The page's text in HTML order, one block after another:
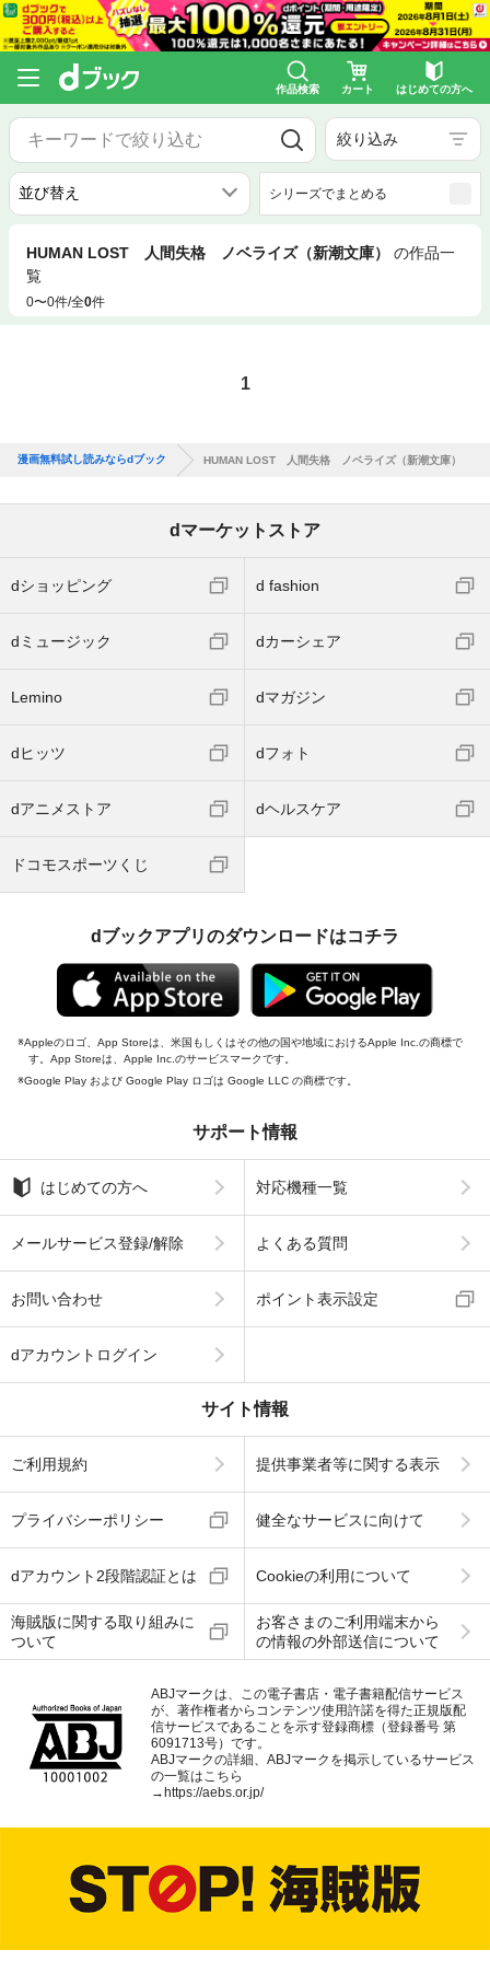
作品検索 カート はじめての方へ
絞り込み
シリーズでまとめる
HUMAN LOST 人間失格 ノベライズ（新潮文庫）
の作品一
覧
0〜0件/全0件
1
漫画無料試し読みならdブック HUMAN LOST 人間失格 ノベライズ（新潮文庫）
dマーケットストア
dショッピング d fashion
dミュージック dカーシェア
Lemino dマガジン
dヒッツ dフォト
dアニメストア dヘルスケア
ドコモスポーツくじ
dブックアプリのダウンロードはコチラ
Appleのロゴ、App Storeは、米国もしくはその他の国や地域におけるApple Inc.の商標で
す。App Storeは、Apple Inc.のサービスマークです。
Google Play および Google Play ロゴは Google LLC の商標です。
サポート情報
はじめての方へ 対応機種一覧
メールサービス登録/解除 よくある質問
お問い合わせ ポイント表示設定
dアカウントログイン
サイト情報
ご利用規約 提供事業者等に関する表示
プライバシーポリシー 健全なサービスに向けて
dアカウント2段階認証とは Cookieの利用について
海賊版に関する取り組みに
ついて
お客さまのご利用端末から
の情報の外部送信について
ABJマークは、この電子書店・電子書籍配信サービス
が、著作権者からコンテンツ使用許諾を得た正規版配
信サービスであることを示す登録商標（登録番号 第
6091713号）です。
ABJマークの詳細、ABJマークを掲示しているサービス
の一覧はこちら
→https://aebs.or.jp/